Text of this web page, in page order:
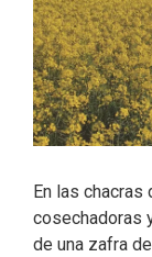
En las chacras
cosechadoras
de una zafra